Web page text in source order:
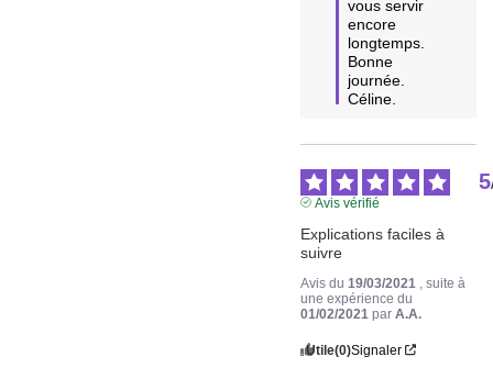
vous servir
encore
longtemps.
Bonne
journée.
Céline.
5
Avis vérifié
Explications faciles à
suivre
Avis du 19/03/2021
, suite à
une expérience du
01/02/2021 parA.A.
Utile(0)Signaler